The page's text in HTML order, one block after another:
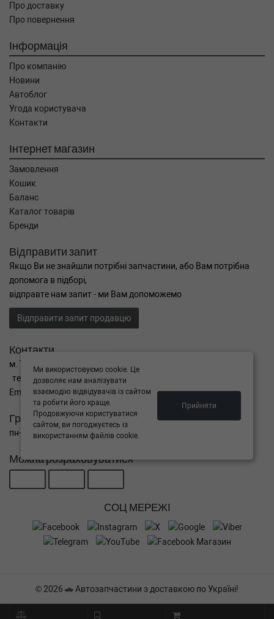
Про доставку
Про повернення
Інформація
Про компанію
Новини
Автоблог
Угода користувача
Контакти
Інтернет магазин
Замовлення
Кошик
Баланс
Каталог товарів
Бренди
Відправити запит
Якщо Ви не знайшли потрібні запчастини, або Вам потрібна
допомога в підборі,
відправте нам запит - ми Вам допоможемо
Відправити запит продавцю
Контакти
м. Тернопіль вул. Микулинецька 106а
тел. +38(099)650-59-19
Email. autokitparts@yahoo.com
Графік роботи
пн-пт з 9:00 до 17:00, сб - вихідний, нд - вихідний
Можна розраховуватися
СОЦ МЕРЕЖІ
© 2026 🚗 Автозапчастини з доставкою по Україні!
Ми використовуємо cookie. Це
дозволяє нам аналізувати
взаємодію відвідувачів із сайтом
та робити його краще.
Продовжуючи користуватися
сайтом, ви погоджуєтесь із
використанням файлів cookie.
Прийняти